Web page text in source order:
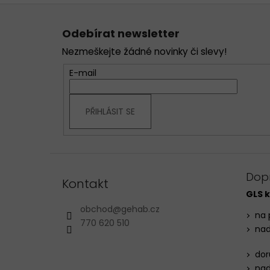
Odebírat newsletter
Nezmeškejte žádné novinky či slevy!
E-mail
PŘIHLÁSIT SE
Kontakt
obchod@gehab.cz
770 620 510
GLS
na